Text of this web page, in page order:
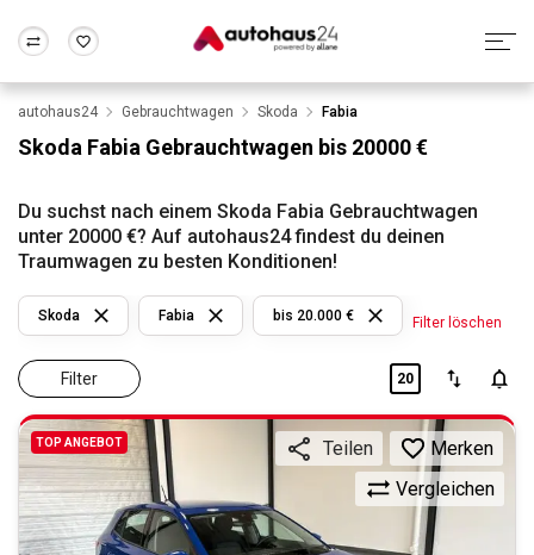
Wir bewerten dein Auto
Alle Fragen & Antworten
Rund um die Inzahlungnahme
Frankfurt Wuppertal
autohaus24 Gebrauchtwagen Skoda Fabia
Skoda Fabia Gebrauchtwagen bis 20000 €
Du suchst nach einem Skoda Fabia Gebrauchtwagen
unter 20000 €? Auf autohaus24 findest du deinen
Traumwagen zu besten Konditionen!
Filter
Skoda Fabia bis 20.000 € Filter löschen
20
TOP ANGEBOT
Vergleichen
Teilen Merken